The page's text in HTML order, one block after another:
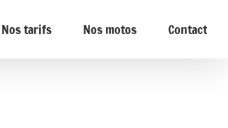
Nos tarifs Nos motos Contact